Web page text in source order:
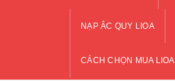
NẠP ẮC QUY LIOA
CÁCH CHỌN MUA LIOA